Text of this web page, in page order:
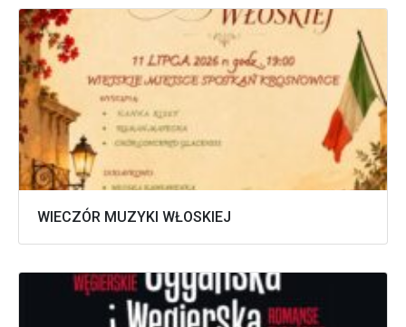
WIECZÓR MUZYKI WŁOSKIEJ